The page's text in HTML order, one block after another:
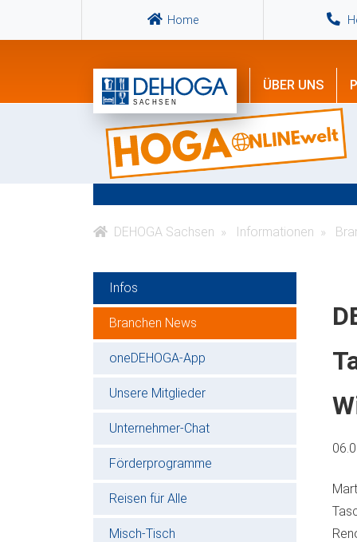
Home
ÜBER UNS
DEHOGA Sachsen Informationen
Infos
Branchen News
oneDEHOGA-App
Unsere Mitglieder
Unternehmer-Chat
Förderprogramme
Reisen für Alle
Misch-Tisch